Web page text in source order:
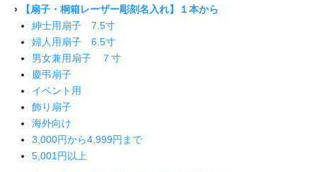
›
【扇子・桐箱レーザー彫刻名入れ】１本から
紳士用扇子 7.5寸
婦人用扇子 6.5寸
男女兼用扇子 ７寸
慶弔扇子
イベント用
飾り扇子
海外向け
3,000円から4,999円まで
5,001円以上